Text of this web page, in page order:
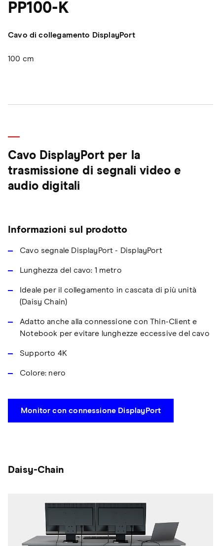
PP100-K
Cavo di collegamento DisplayPort
100 cm
Cavo DisplayPort per la
trasmissione di segnali video e
audio digitali
Informazioni sul prodotto
Cavo segnale DisplayPort - DisplayPort
Lunghezza del cavo: 1 metro
Ideale per il collegamento in cascata di più unità
(Daisy Chain)
Adatto anche alla connessione con Thin-Client e
Notebook per evitare lunghezze eccessive del cavo
Supporto 4K
Colore: nero
Monitor con connessione DisplayPort
Daisy-Chain